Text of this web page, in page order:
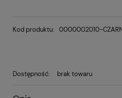
Kod produktu:
0000002010-
Dostępność: brak towaru